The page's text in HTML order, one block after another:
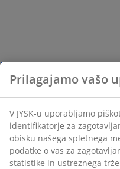
Prilagajamo vašo
V JYSK-u uporabljamo
identifikatorje za
obisku našega spletnega
podatke o vas za
statistike in ustreznega